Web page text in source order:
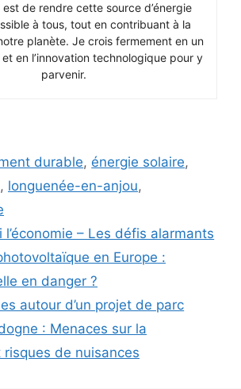
de rendre cette source d’énergie
à tous, tout en contribuant à la
planète. Je crois fermement en un
en l’innovation technologique pour y
parvenir.
durable, énergie solaire,
, longuenée-en-anjou,
l’économie – Les défis alarmants
en Europe :
en danger ?
autour d’un projet de parc
: Menaces sur la
de nuisances